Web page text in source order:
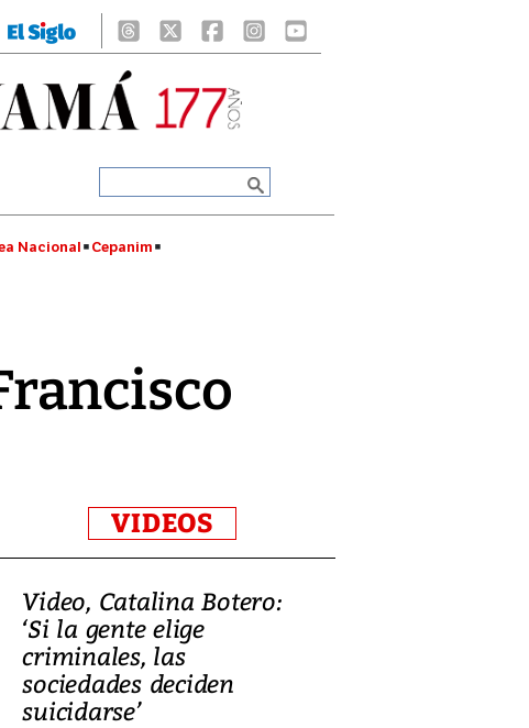
Nacional Cepanim
VIDEOS
Video, Catalina Botero:
‘Si la gente elige
criminales, las
sociedades deciden
suicidarse’